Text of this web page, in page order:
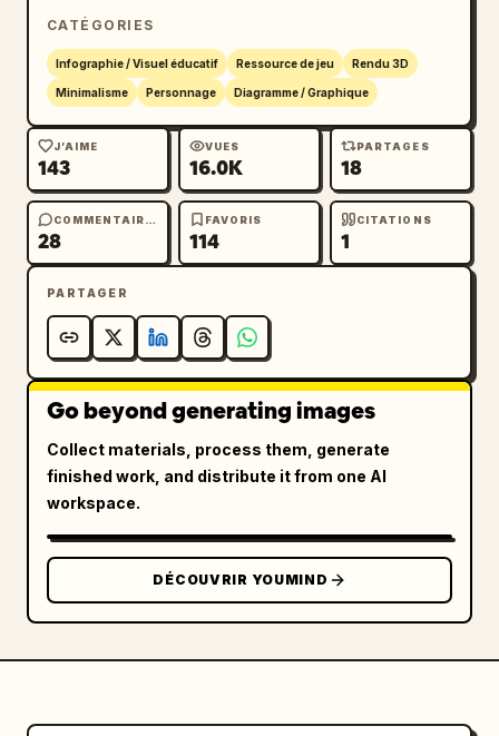
complexes.
CATÉGORIES
Infographie / Visuel éducatif Ressource de jeu Rendu 3D
Minimalisme Personnage Diagramme / Graphique
J’AIME
143
VUES
16.0K
PARTAGES
18
COMMENTAIRES
28
FAVORIS
114
CITATIONS
1
PARTAGER
Go beyond generating images
Collect materials, process them, generate
finished work, and distribute it from one AI
workspace.
DÉCOUVRIR YOUMIND